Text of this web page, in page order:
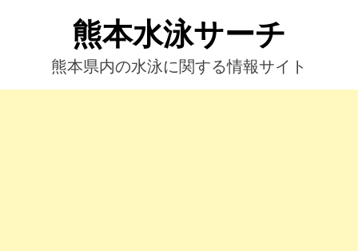
へ
熊本水泳サーチ
熊本県内の水泳に関する情報サイト